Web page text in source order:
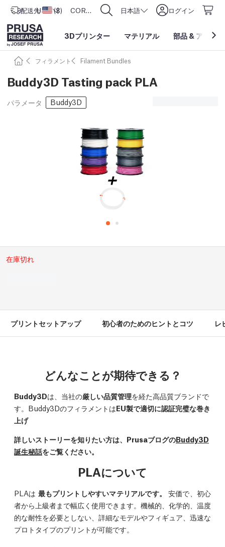
配送先 アメリカ合衆国
USD ($) CORE One L: Now In Stock! 日本語 ログイン
3Dプリンター マテリアル 部品 & アクセ
フィラメント Filament Bundles
Buddy3D Tasting pack PLA
パラメータ Buddy3D
在庫切れ
プリントセットアップ 初心者のためのヒントとコツ レ
どんなことが期待できる？
Buddy3Dは、当社の厳しい品質管理を経た高品質ブランドで
す。Buddy3DのフィラメントはEU製で適切に認証完璧な巻き
上げ
詳しいストーリーを知りたい方は、PrusaブログのBuddy3D
誕生秘話をご覧ください。
PLAについて
PLAは 最もプリントしやすいマテリアルです。
安価で、初心
者から上級者まで幅広く使用できます。機械的、化学的、温度
的な耐性を必要としない、詳細なモデルやフィギュア、迅速な
プロトタイプのプリントが可能です。